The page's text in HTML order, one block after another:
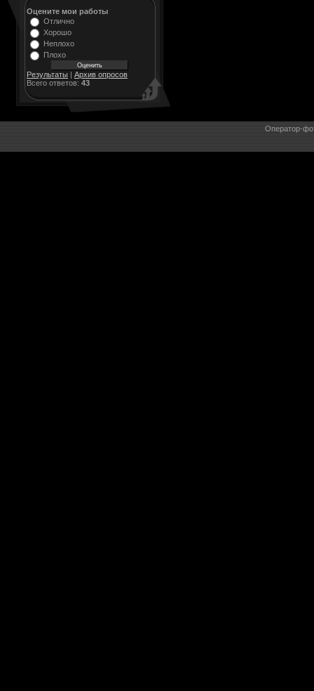
Оцените мои работы
Отлично
Хорошо
Неплохо
Плохо
Результаты | Архив опросов
Всего ответов: 43
Оператор-